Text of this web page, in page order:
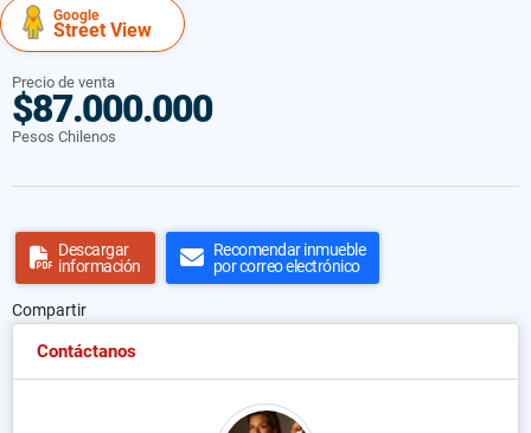
Google
Street View
Precio de venta
$87.000.000
Pesos Chilenos
Descargar
información
Recomendar inmueble
por correo electrónico
Compartir
Contáctanos